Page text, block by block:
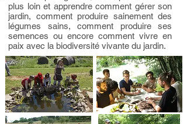
plus loin et apprendre comment gérer son
jardin, comment produire sainement des
légumes sains, comment produire ses
semences ou encore comment vivre en
paix avec la biodiversité vivante du jardin.